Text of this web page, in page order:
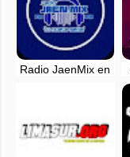
Radio JaenMix en